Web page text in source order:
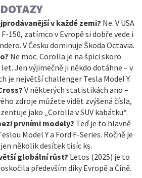
v každé zemi? Ne. V USA
150, zatímco v Evropě si dobře vede i
V Česku dominuje Škoda Octavia.
Ne moc. Corolla je na špici skoro
Jen výjimečně ji někdo dotáhne – v
je největší challenger Tesla Model Y.
V některých statistikách ano –
zdroje můžete vidět zvýšená čísla,
jako „Corolla v SUV kabátku“.
prvními modely? Teď je to hlavně
Model Y a Ford F-Series. Ročně je
několik desítek tisíc ks.
globální růst? Letos (2025) je to
především díky Evropě a Číně.